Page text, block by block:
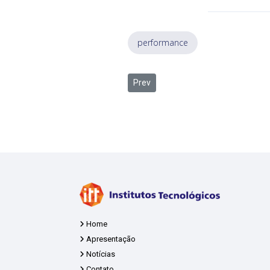
performance
Previous article: Itt Performance se
Prev
Home
Apresentação
Notícias